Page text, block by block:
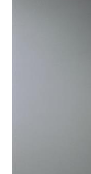
der oral und
sie an der
studierte. Auf
sammle,
Bonvicini:
hier und dort
Zuhause.“
bisweilen ihre